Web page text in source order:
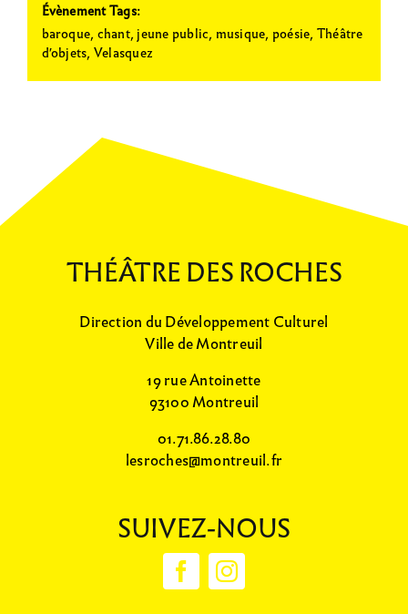
Évènement Tags:
baroque, chant, jeune public, musique, poésie, Théâtre
d'objets, Velasquez
THÉÂTRE DES ROCHES
Direction du Développement Culturel
Ville de Montreuil
19 rue Antoinette
93100 Montreuil
01.71.86.28.80
lesroches@montreuil.fr
SUIVEZ-NOUS